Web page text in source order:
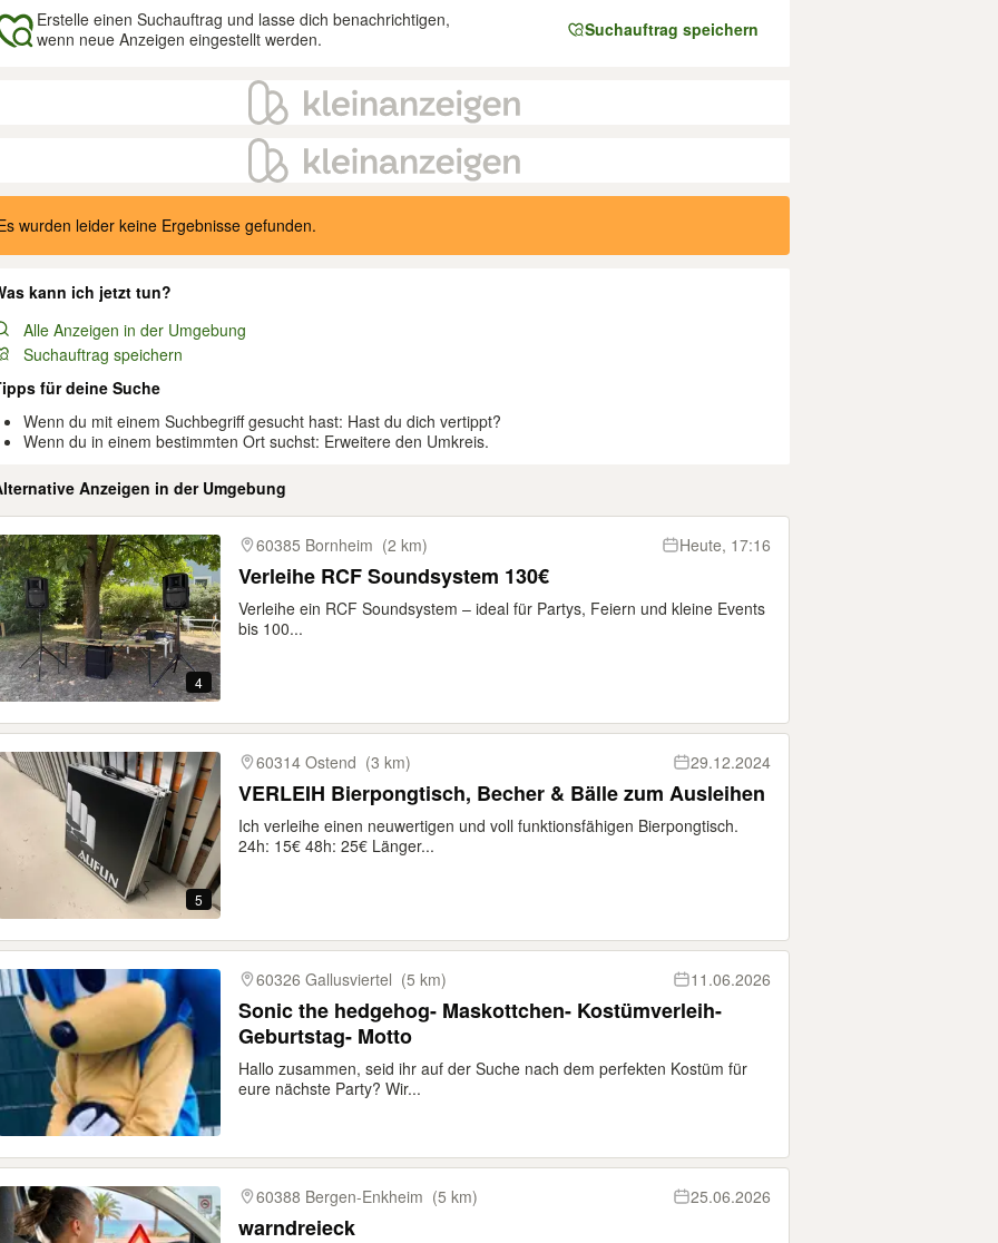
Erstelle einen Suchauftrag und lasse dich benachrichtigen,
wenn neue Anzeigen eingestellt werden.
Suchauftrag speichern
wurden leider keine Ergebnisse gefunden.
kann ich jetzt tun?
Alle Anzeigen in der Umgebung
Suchauftrag speichern
für deine Suche
Wenn du mit einem Suchbegriff gesucht hast: Hast du dich vertippt?
Wenn du in einem bestimmten Ort suchst: Erweitere den Umkreis.
Anzeigen in der Umgebung
4
60385 Bornheim (2 km) Heute, 17:16
Verleihe RCF Soundsystem 130€
Verleihe ein RCF Soundsystem – ideal für Partys, Feiern und kleine Events
bis 100...
5
60314 Ostend (3 km) 29.12.2024
VERLEIH Bierpongtisch, Becher & Bälle zum Ausleihen
Ich verleihe einen neuwertigen und voll funktionsfähigen Bierpongtisch.
24h: 15€ 48h: 25€ Länger...
60326 Gallusviertel (5 km) 11.06.2026
Sonic the hedgehog- Maskottchen- Kostümverleih-
Geburtstag- Motto
Hallo zusammen, seid ihr auf der Suche nach dem perfekten Kostüm für
eure nächste Party? Wir...
60388 Bergen-Enkheim (5 km) 25.06.2026
warndreieck